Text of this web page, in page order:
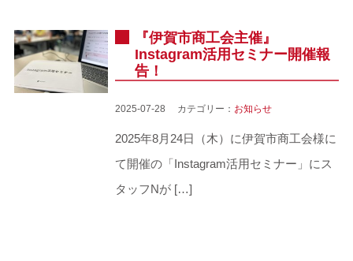
『伊賀市商工会主催』
Instagram活用セミナー開催報
告！
2025-07-28 カテゴリー： お知らせ
2025年8月24日（木）に伊賀市商工会様に
て開催の「Instagram活用セミナー」にス
タッフNが […]